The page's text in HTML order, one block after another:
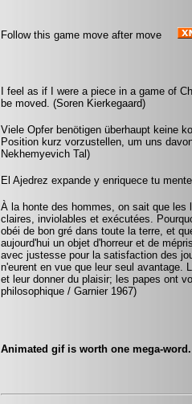
Follow this game move after move
I feel as if I were a piece in a game of
be moved. (Soren Kierkegaard)
Viele Opfer benötigen überhaupt keine
Position kurz vorzustellen, um uns
Nekhemyevich Tal)
El Ajedrez expande y enriquece tu
À la honte des hommes, on sait que
claires, inviolables et exécutées.
obéi de bon gré dans toute la terre, et
aujourd'hui un objet d'horreur et de
avec justesse pour la satisfaction des
n'eurent en vue que leur seul avantage.
et leur donner du plaisir; les papes ont
philosophique / Garnier 1967)
Animated gif is worth one mega-